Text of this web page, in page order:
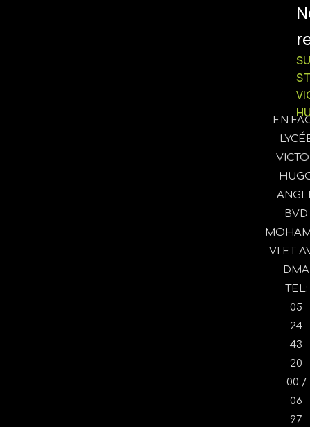
EN
BVD
VI ET
DMA
TEL:
05
24
43
20
00 /
06
97